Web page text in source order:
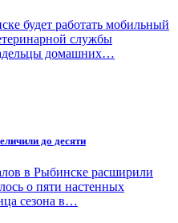
будет работать мобильный
службы
домашних…
до десяти
в Рыбинске расширили
о пяти настенных
сезона в…